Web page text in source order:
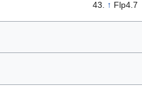
↑ Flp4.7